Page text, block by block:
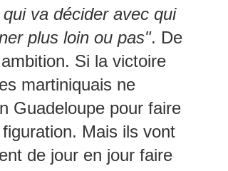
va décider avec qui
plus loin ou pas". De
Si la victoire
martiniquais ne
Guadeloupe pour faire
Mais ils vont
de jour en jour faire
région de l'outremer à
la cour des grands : membre associé de la
pour l’île et pour la France dans la
membre associé de la CARICOM : une
régionale.
le 16 juin 2026, la première région française